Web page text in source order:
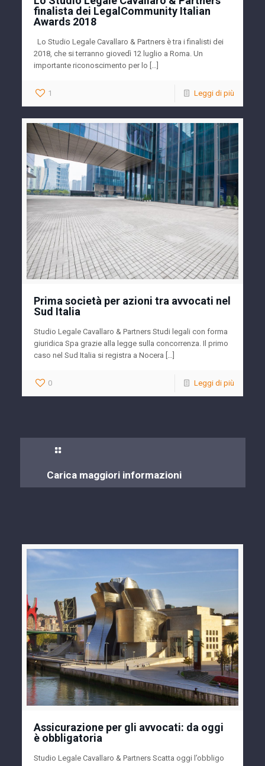
finalista dei LegalCommunity Italian
Awards 2018
Lo Studio Legale Cavallaro & Partners è tra i finalisti dei
2018, che si terranno giovedì 12 luglio a Roma. Un
importante riconoscimento per lo […]
1 Leggi di più
Prima società per azioni tra avvocati nel
Sud Italia
Studio Legale Cavallaro & Partners Studi legali con forma
giuridica Spa grazie alla legge sulla concorrenza. Il primo
caso nel Sud Italia si registra a Nocera […]
0 Leggi di più
Carica maggiori informazioni
Assicurazione per gli avvocati: da oggi
è obbligatoria
Studio Legale Cavallaro & Partners Scatta oggi l’obbligo